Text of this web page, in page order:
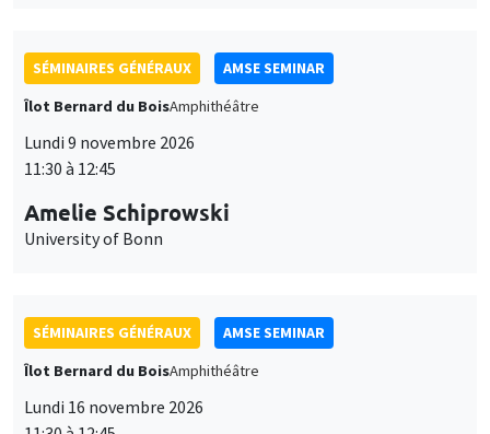
SÉMINAIRES GÉNÉRAUX
AMSE SEMINAR
Îlot Bernard du BoisAmphithéâtre
Lundi 9 novembre 2026
11:30 à 12:45
Amelie Schiprowski
University of Bonn
SÉMINAIRES GÉNÉRAUX
AMSE SEMINAR
Îlot Bernard du BoisAmphithéâtre
Lundi 16 novembre 2026